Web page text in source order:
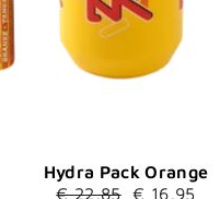
Hydra Pack Orange
Normaler
€ 22,85 Sonderpreis
€ 16,95